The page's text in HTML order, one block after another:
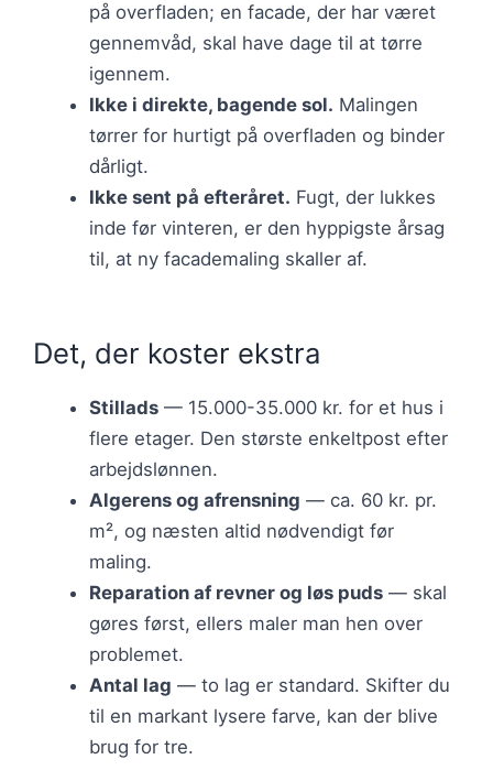
på overfladen; en facade, der har været
gennemvåd, skal have dage til at tørre
igennem.
Ikke i direkte, bagende sol. Malingen
tørrer for hurtigt på overfladen og binder
dårligt.
Ikke sent på efteråret. Fugt, der lukkes
inde før vinteren, er den hyppigste årsag
til, at ny facademaling skaller af.
Det, der koster ekstra
Stillads — 15.000-35.000 kr. for et hus i
flere etager. Den største enkeltpost efter
arbejdslønnen.
Algerens og afrensning — ca. 60 kr. pr.
m², og næsten altid nødvendigt før
maling.
Reparation af revner og løs puds — skal
gøres først, ellers maler man hen over
problemet.
Antal lag — to lag er standard. Skifter du
til en markant lysere farve, kan der blive
brug for tre.